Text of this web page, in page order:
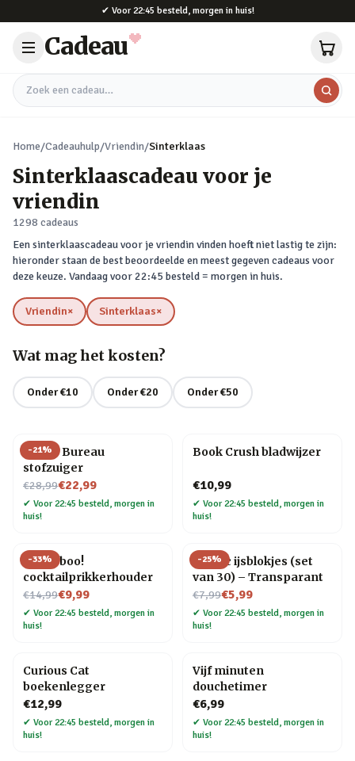
✔ Voor 22:45 besteld, morgen in huis!
Cadeau
Zoek een cadeau
Home/Cadeauhulp/Vriendin/Sinterklaas
Sinterklaascadeau voor je
vriendin
1298 cadeaus
Een sinterklaascadeau voor je vriendin vinden hoeft niet lastig te zijn:
hieronder staan de best beoordeelde en meest gegeven cadeaus voor
deze keuze. Vandaag voor 22:45 besteld = morgen in huis.
Vriendin×
verwijderen Sinterklaas×
verwijderen
Wat mag het kosten?
Onder €10 Onder €20 Onder €50
-21%
Henry Bureau
stofzuiger
€28,99
Nu voor€22,99
✔ Voor 22:45 besteld, morgen in
huis!
Book Crush bladwijzer
€10,99
✔ Voor 22:45 besteld, morgen in
huis!
-33%
Pick a boo!
cocktailprikkerhouder
€14,99
Nu voor€9,99
✔ Voor 22:45 besteld, morgen in
huis!
-25%
Plastic ijsblokjes (set
van 30) – Transparant
€7,99
Nu voor€5,99
✔ Voor 22:45 besteld, morgen in
huis!
Curious Cat
boekenlegger
€12,99
✔ Voor 22:45 besteld, morgen in
huis!
Vijf minuten
douchetimer
€6,99
✔ Voor 22:45 besteld, morgen in
huis!